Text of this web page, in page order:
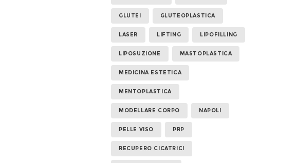
GLUTEI GLUTEOPLASTICA
LASER LIFTING LIPOFILLING
LIPOSUZIONE MASTOPLASTICA
MEDICINA ESTETICA
MENTOPLASTICA
MODELLARE CORPO NAPOLI
PELLE VISO PRP
RECUPERO CICATRICI